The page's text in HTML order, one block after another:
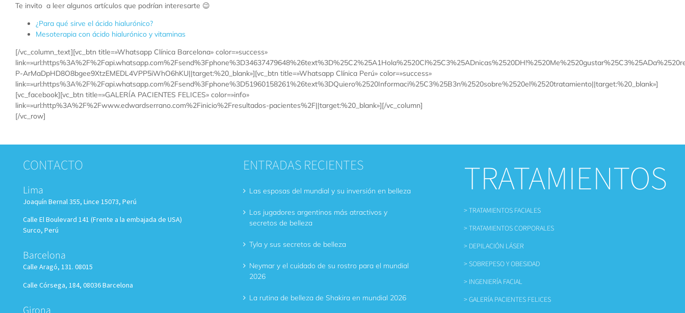
Te invito a leer algunos artículos que podrían interesarte 😉
¿Para qué sirve el ácido hialurónico?
Mesoterapia con ácido hialurónico y vitaminas
[/vc_column_text][vc_btn title=»Whatsapp Clínica Barcelona» color=»success»
P-ArMaDpHD8O8bgee9XtzEMEDL4VPP5iWhO6hKU||target:%20_blank»][vc_btn title=»Whatsapp Clínica Perú» color=»success»
link=»url:https%3A%2F%2Fapi.whatsapp.com%2Fsend%3Fphone%3D51960158261%26text%3DQuiero%2520Informaci%25C3%25B3n%2520sobre%2520el%2520tratamiento||target:%20_blank»]
[vc_facebook][vc_btn title=»GALERÍA PACIENTES FELICES» color=»info»
link=»url:http%3A%2F%2Fwww.edwardserrano.com%2Finicio%2Fresultados-pacientes%2F||target:%20_blank»][/vc_column]
[/vc_row]
CONTACTO
Lima
Joaquín Bernal 355, Lince 15073, Perú
Calle El Boulevard 141 (Frente a la embajada de USA)
Surco, Perú
Barcelona
Calle Aragó, 131. 08015
Calle Córsega, 184, 08036 Barcelona
ENTRADAS RECIENTES
Las esposas del mundial y su inversión en belleza
Los jugadores argentinos más atractivos y
secretos de belleza
Tyla y sus secretos de belleza
Neymar y el cuidado de su rostro para el mundial
2026
La rutina de belleza de Shakira en mundial 2026
TRATAMIENTOS
> TRATAMIENTOS FACIALES
> TRATAMIENTOS CORPORALES
> DEPILACIÓN LÁSER
> SOBREPESO Y OBESIDAD
> INGENIERÍA FACIAL
> GALERÍA PACIENTES FELICES